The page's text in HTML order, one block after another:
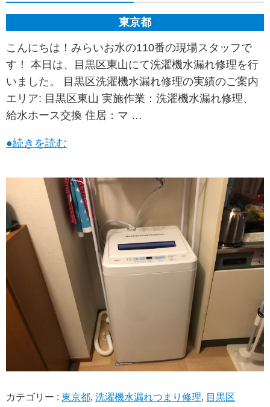
東京都
こんにちは！みらいお水の110番の現場スタッフで
す！ 本日は、目黒区東山にて洗濯機水漏れ修理を行
いました。 目黒区洗濯機水漏れ修理の実績のご案内
エリア: 目黒区東山 実施作業：洗濯機水漏れ修理、
給水ホース交換 住居：マ …
●続きを読む
カテゴリー :東京都,洗濯機水漏れつまり修理, 目黒区